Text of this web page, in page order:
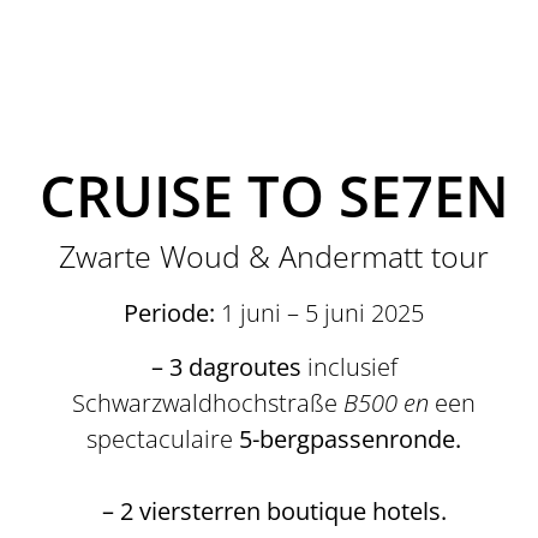
CRUISE TO SE7EN
Zwarte Woud & Andermatt tour
Periode: 1 juni – 5 juni 2025
– 3 dagroutes inclusief
Schwarzwaldhochstraße B500 en een
spectaculaire 5-bergpassenronde.
– 2 viersterren boutique hotels.